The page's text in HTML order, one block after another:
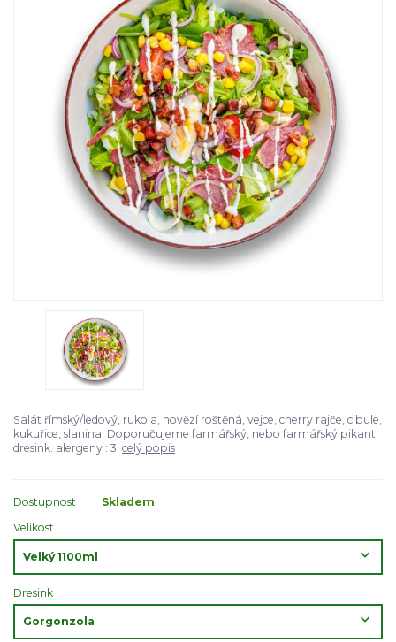
Salát římský/ledový, rukola, hovězí roštěná, vejce, cherry rajče, cibule,
kukuřice, slanina. Doporučujeme farmářský, nebo farmářský pikant
dresink. alergeny : 3 celý popis
Dostupnost
Skladem
Velikost
Dresink